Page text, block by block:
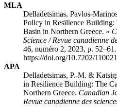
MLA
Delladetsimas, Pavlos-
Policy in Resilience Building:
Basin in Northern Greece. »
Science / Revue canadienne
46, numéro 2, 2023, p. 52–61.
https://doi.org/10.7202/
APA
Delladetsimas, P.-M. &
in Resilience Building: The
Northern Greece. Canadian
Revue canadienne des